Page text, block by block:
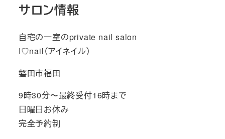
サロン情報
自宅の一室のprivate nail salon
I♡nail（アイネイル）
磐田市福田
9時30分〜最終受付16時まで
日曜日お休み
完全予約制